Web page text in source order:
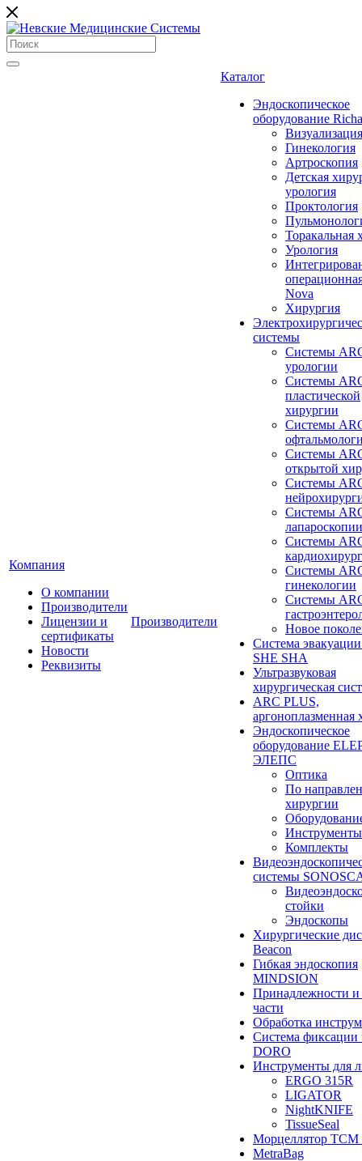
Компания
О компании
Производители
Лицензии и
сертификаты
Новости
Реквизиты
Производители
Каталог
Эндоскопическое
оборудование
Визуализация
Гинекология
Артроскопия
Детская
урология
Проктология
Торакальная
Урология
Nova
Хирургия
системы
Системы
урологии
Системы
пластической
хирургии
Системы
Системы
открытой
Системы
Системы
лапароскопии
Системы
Системы
гинекологии
Системы
Новое
Система
SHE SHA
Ультразвуковая
хирургическая
ARC PLUS,
аргоноплазменная
Эндоскопическое
оборудование
ЭЛЕПС
Оптика
По
хирургии
Инструменты
Комплекты
системы
стойки
Эндоскопы
Хирургические
Beacon
Гибкая эндоскопия
MINDSION
Принадлежности и
части
Обработка
Система фиксации
DORO
Инструменты для
ERGO 315R
LIGATOR
NightKNIFE
TissueSeal
Морцеллятор ТСМ
MetraBag